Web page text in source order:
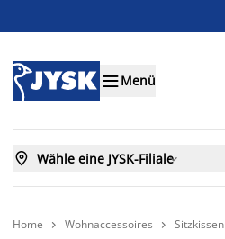
Menü
 Wähle eine JYSK-Filiale
Home  Wohnaccessoires  Sitzkissen